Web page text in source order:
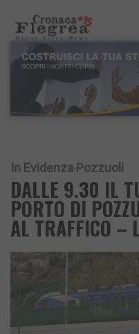
In Evidenza Pozzuoli
DALLE 9.30 IL
PORTO DI
AL TRAFFICO –